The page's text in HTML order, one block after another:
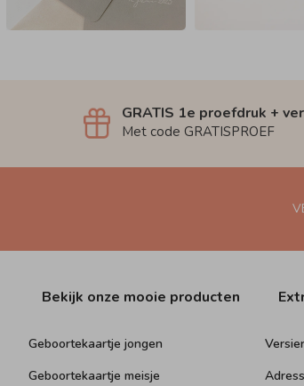
GRATIS 1e proefdruk +
Met code GRATISPROEF
Bekijk onze mooie producten
Geboortekaartje jongen
Geboortekaartje meisje